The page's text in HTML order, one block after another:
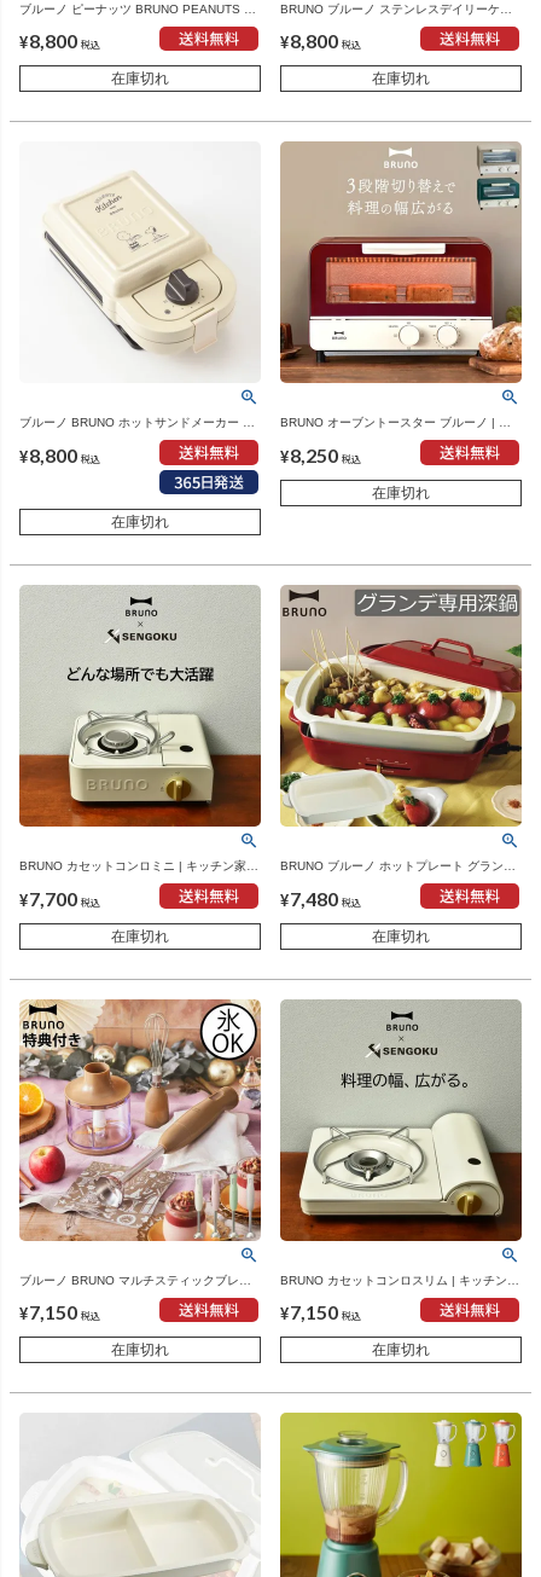
ブルーノ ピーナッツ BRUNO PEANUTS グ
電・ホットサンドメーカー
¥8,800 税込
在庫切れ
BRUNO ブルーノ ステンレスデイリーケト
¥8,800 税込
在庫切れ
ブルーノ BRUNO ホットサンドメーカー シ
ングル PEANUTS ピーナッツ | キッチン家
電・ホットサンドメーカー
¥8,800 税込
在庫切れ
BRUNO オーブントースター ブルーノ | キ
ッチン家電・オーブントースター
¥8,250 税込
在庫切れ
BRUNO カセットコンロミニ | キッチン家
¥7,700 税込
在庫切れ
BRUNO ブルーノ ホットプレート グランデ
サイズ用 深鍋 | キッチン家電・ホットプレ
ート
¥7,480 税込
在庫切れ
ブルーノ BRUNO マルチスティックブレン
¥7,150 税込
在庫切れ
BRUNO カセットコンロスリム | キッチン家
¥7,150 税込
在庫切れ